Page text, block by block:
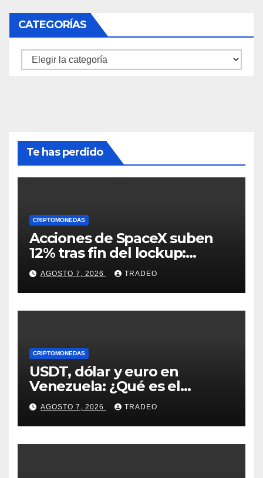
CATEGORÍAS
Categorías
Te has perdido
CRIPTOMONEDAS
Acciones de SpaceX suben
12% tras fin del lockup:
¿Hasta dónde podrían llegar
en agosto?
AGOSTO 7, 2026 TRADEO
CRIPTOMONEDAS
USDT, dólar y euro en
Venezuela: ¿Qué es el
fenómeno “Rockets and
Feathers”?
AGOSTO 7, 2026 TRADEO